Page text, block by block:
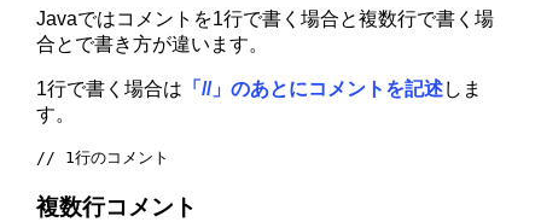
Javaではコメントを1行で書く場合と複数行で書く場
合とで書き方が違います。
1行で書く場合は 「//」のあとにコメントを記述しま
す。
// 1行のコメント
複数行コメント